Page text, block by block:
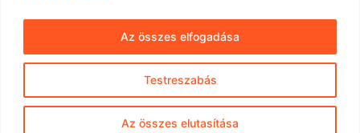
Testreszabás
Az összes elutasítása
Az összes elfogadása
Hírarchívum Impresszum
ÁSZF
Adatkezelés